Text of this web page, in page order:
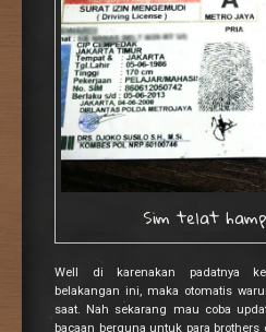
Sim telat
Well di karenakan padatnya
belakangan ini, maka otomatis
saat. Nah sekarang mau coba
bacaan berguna untuk para